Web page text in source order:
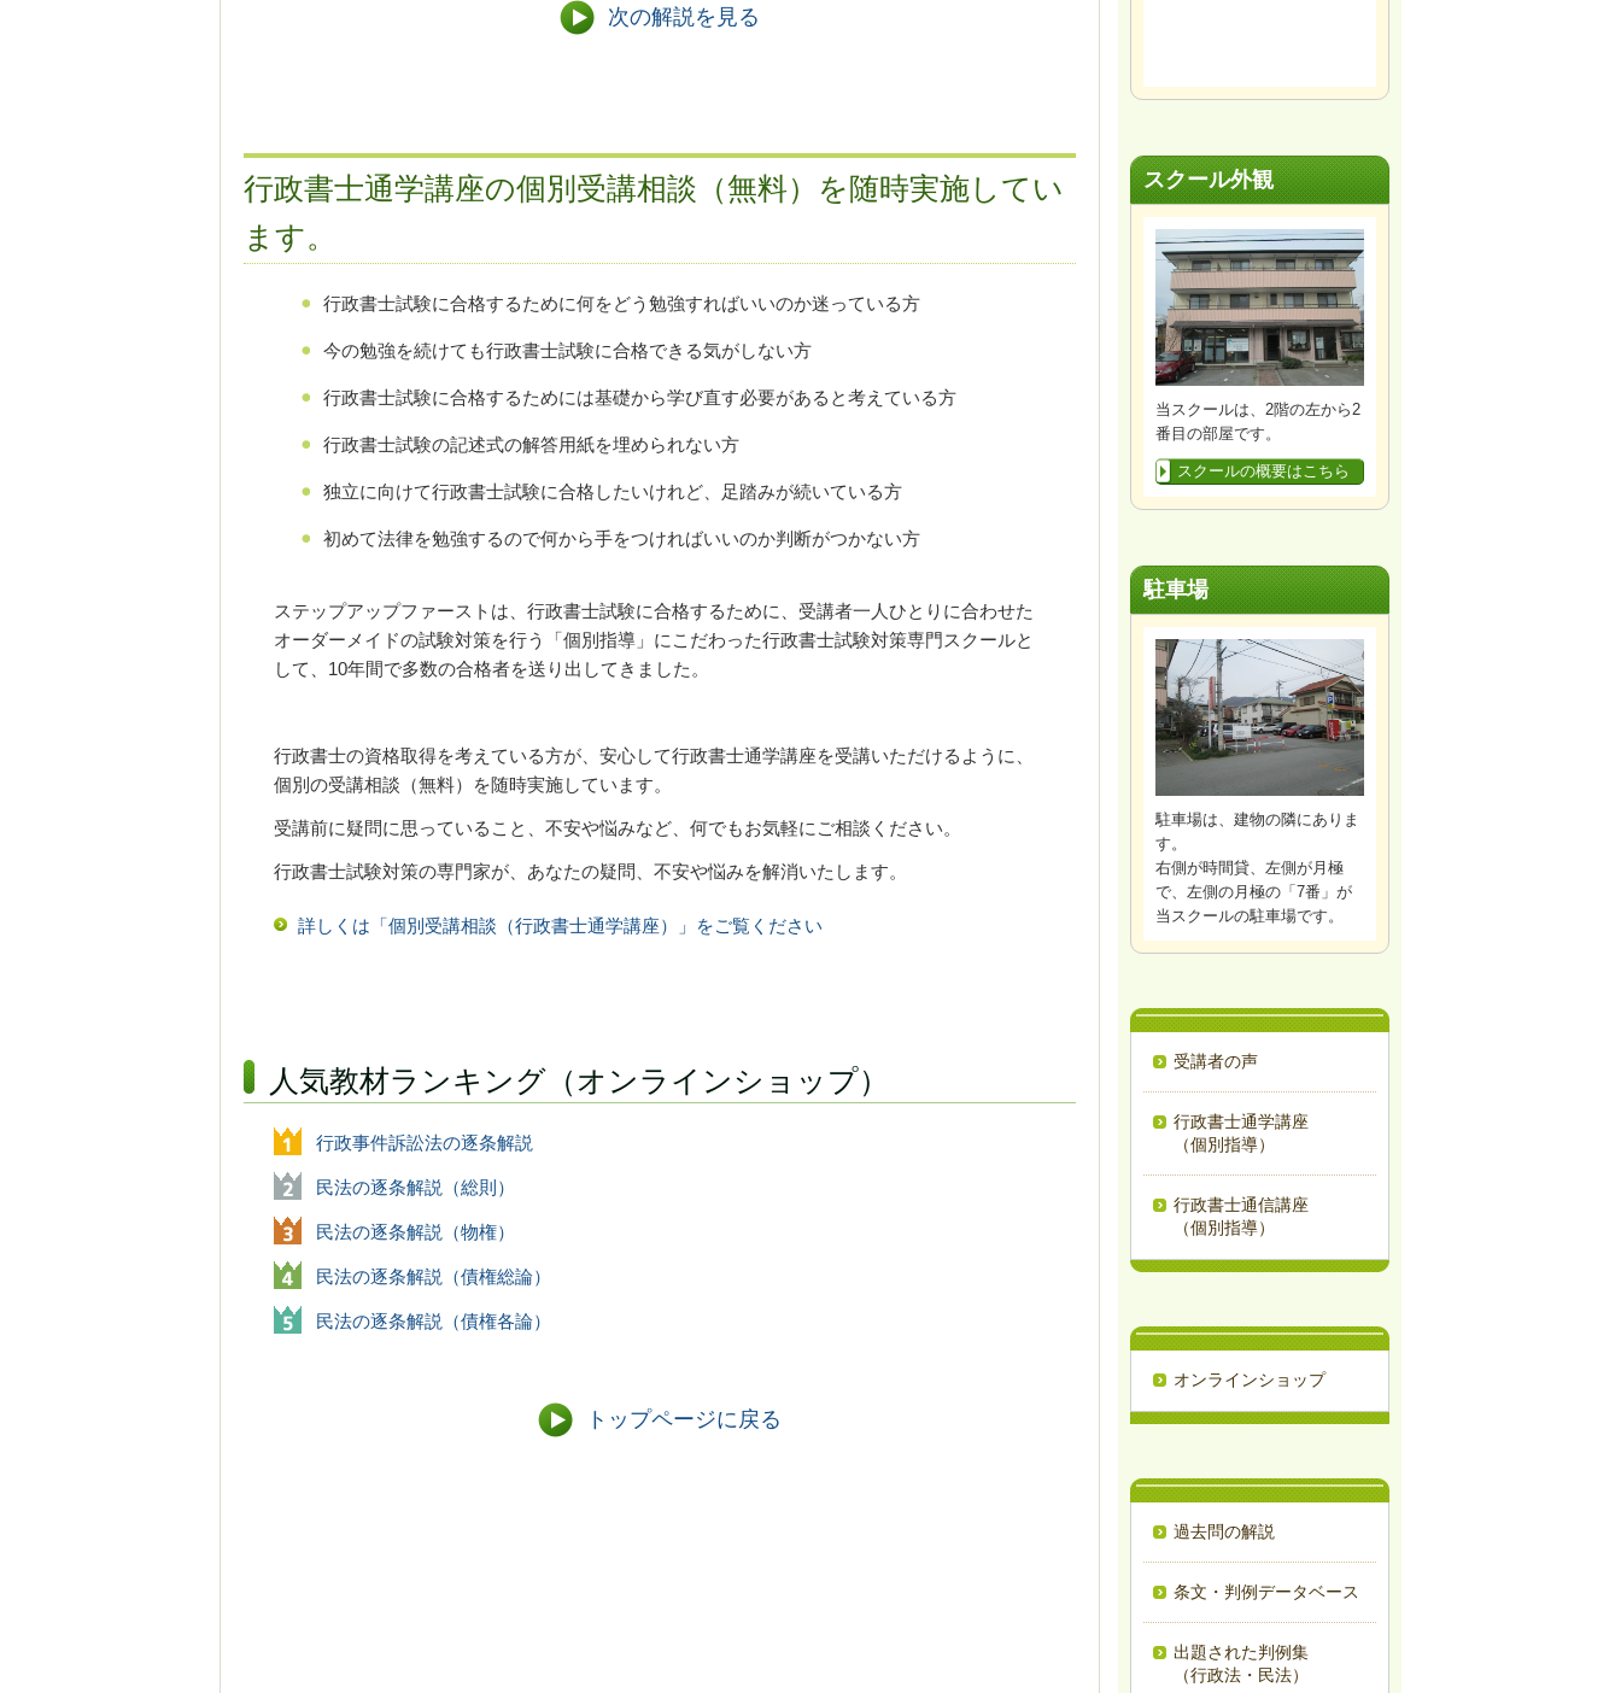
次の解説を見る
行政書士通学講座の個別受講相談（無料）を随時実施してい
ます。
行政書士試験に合格するために何をどう勉強すればいいのか迷っている方
今の勉強を続けても行政書士試験に合格できる気がしない方
行政書士試験に合格するためには基礎から学び直す必要があると考えている方
行政書士試験の記述式の解答用紙を埋められない方
独立に向けて行政書士試験に合格したいけれど、足踏みが続いている方
初めて法律を勉強するので何から手をつければいいのか判断がつかない方
ステップアップファーストは、行政書士試験に合格するために、受講者一人ひとりに合わせた
オーダーメイドの試験対策を行う「個別指導」にこだわった行政書士試験対策専門スクールと
して、10年間で多数の合格者を送り出してきました。
行政書士の資格取得を考えている方が、安心して行政書士通学講座を受講いただけるように、
個別の受講相談（無料）を随時実施しています。
受講前に疑問に思っていること、不安や悩みなど、何でもお気軽にご相談ください。
行政書士試験対策の専門家が、あなたの疑問、不安や悩みを解消いたします。
詳しくは「個別受講相談（行政書士通学講座）」をご覧ください
人気教材ランキング（オンラインショップ）
行政事件訴訟法の逐条解説
民法の逐条解説（総則）
民法の逐条解説（物権）
民法の逐条解説（債権総論）
民法の逐条解説（債権各論）
トップページに戻る
スクール外観
当スクールは、2階の左から2
番目の部屋です。
スクールの概要はこちら
駐車場
駐車場は、建物の隣にありま
す。
右側が時間貸、左側が月極
で、左側の月極の「7番」が
当スクールの駐車場です。
受講者の声
行政書士通学講座
（個別指導）
行政書士通信講座
（個別指導）
オンラインショップ
過去問の解説
条文・判例データベース
出題された判例集
（行政法・民法）